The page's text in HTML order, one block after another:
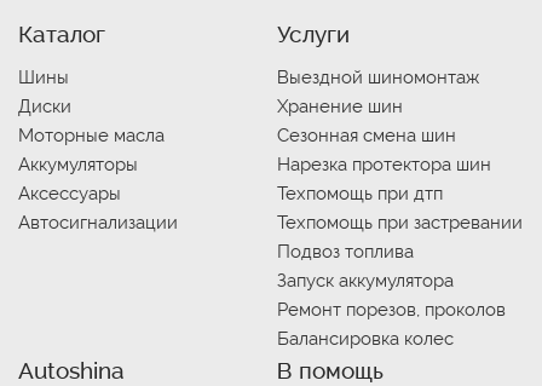
Каталог
Шины
Диски
Моторные масла
Аккумуляторы
Аксессуары
Автосигнализации
Услуги
Выездной шиномонтаж
Хранение шин
Сезонная смена шин
Нарезка протектора шин
Техпомощь при дтп
Техпомощь при застревании
Подвоз топлива
Запуск аккумулятора
Ремонт порезов, проколов
Балансировка колес
Autoshina В помощь